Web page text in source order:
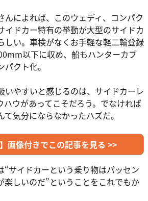
んによれば、このウェディ、コンパク
イドカー特有の挙動が大型のサイドカ
しい。車検がなくお手軽な軽二輪登録
以下に収め、船もハンターカブ
クト化。
いやすいと感じるのは、サイドカーレ
ハウがあってこそだろう。でなければ
気分にならなかったハズだ。
画像付きでこの記事を見る >>
“サイドカーという乗り物はパッセン
楽しいのだ”ということをこれでもか